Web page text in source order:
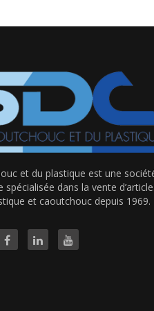
et du plastique est une
spécialisée dans la vente
et caoutchouc depuis 1969.